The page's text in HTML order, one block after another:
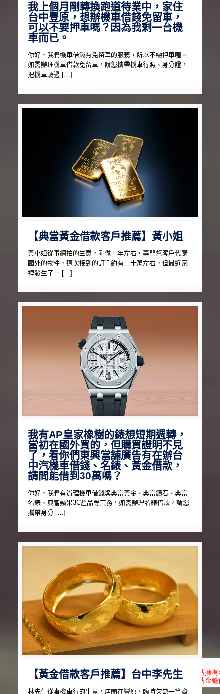
我上個月剛轉換跑道待業中，家住
台中豐原，想辦機車借錢免留車，
可以不要押車嗎？因為我剩一台機
車而已。
你好，我們機車借錢有免留車的服務，所以不需押車喔。
如需辦理機車借款免留車，請您攜帶機車行照、身分證，
把機車騎過 […]
【典當黃金借款客戶推薦】黃小姐
黃小姐從事網拍的生意，剛做一年左右，專門幫客戶代購
國外的物件，這次接到的訂單約有二十萬左右，但最近家
裡發生了一 […]
我有AP皇家橡樹的錶想短期週轉，
當初在國外買的，但購買證明不見
了，看你們東興當舖廣告有在辦台
中汽機車借錢、名錶、黃金借款，
請問能借到30萬嗎？
你好，我們有辦理機車借錢與典當黃金、典當鑽石、典當
名錶、典當蘋果3C產品等業務，如需辦理名錶借款，請您
攜帶身分 […]
【黃金借款客戶推薦】台中李先生
林先生從事機車行的生意，店開在豐原，臨時欠缺一筆資